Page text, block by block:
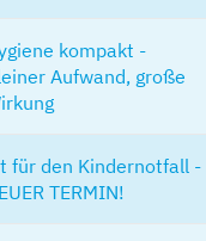
kompakt -
Aufwand, große
für den Kindernotfall -
TERMIN!